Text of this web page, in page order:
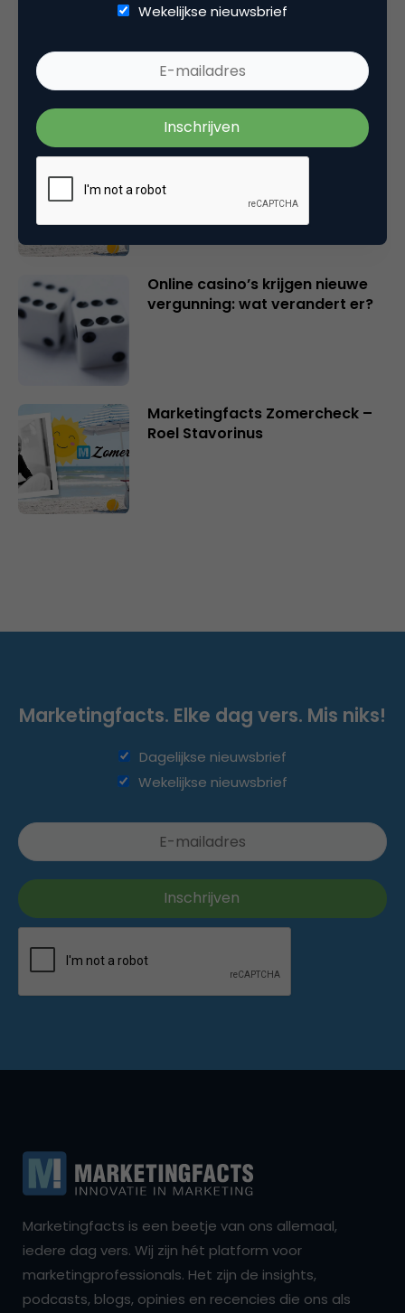
Marketingfacts Zomercheck –
Vita Kovalenko
Marketingfacts Zomercheck –
Online casino’s krijgen nieuwe
vergunning: wat verandert er?
Marketingfacts Zomercheck –
Roel Stavorinus
Wekelijkse nieuwsbrief
Marketingfacts. Elke dag vers. Mis niks!
Dagelijkse nieuwsbrief
Wekelijkse nieuwsbrief
Marketingfacts is een beetje van ons allemaal,
iedere dag vers. Wij zijn hét platform voor
marketingprofessionals. Het zijn de insights,
podcasts, blogs, opinies en recencies die ons als